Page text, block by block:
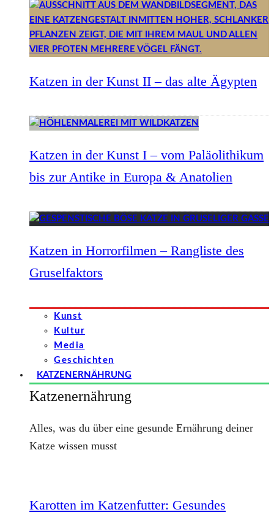
Katzen in der Kunst II – das alte Ägypten
Katzen in der Kunst I – vom Paläolithikum
bis zur Antike in Europa & Anatolien
Katzen in Horrorfilmen – Rangliste des
Gruselfaktors
Kunst
Kultur
Media
Geschichten
KATZENERNÄHRUNG
Katzenernährung
Alles, was du über eine gesunde Ernährung deiner
Katze wissen musst
Karotten im Katzenfutter: Gesundes